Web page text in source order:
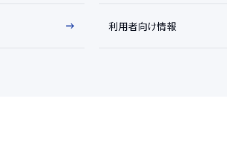
利用者向け情報